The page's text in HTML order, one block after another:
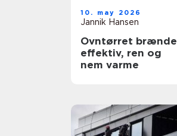
10. may 2026
Jannik Hansen
Ovntørret brænde
effektiv, ren og
nem varme